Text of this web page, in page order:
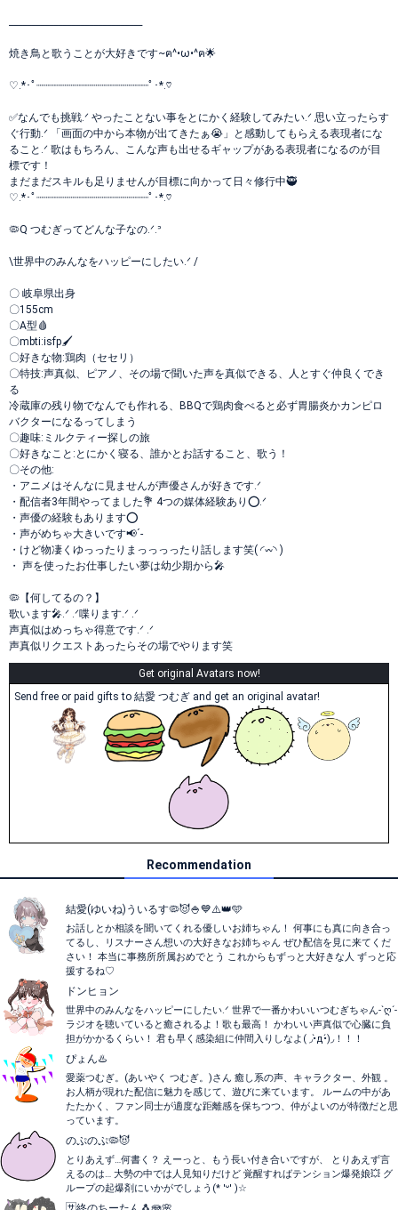
焼き鳥と歌うことが大好きです~ฅ^•ω•^ฅ🌟
♡.*･ﾟ┈┈┈┈┈┈┈┈┈┈┈┈┈┈┈┈┈┈ﾟ･*.♡
✅なんでも挑戦.ᐟ やったことない事をとにかく経験してみたい.ᐟ 思い立ったらす
ぐ行動.ᐟ 「画面の中から本物が出てきたぁ😭」と感動してもらえる表現者にな
ること.ᐟ 歌はもちろん、こんな声も出せるギャップがある表現者になるのが目
標です！
まだまだスキルも足りませんが目標に向かって日々修行中🥷
♡.*･ﾟ┈┈┈┈┈┈┈┈┈┈┈┈┈┈┈┈┈┈ﾟ･*.♡
🦠Q つむぎってどんな子なの.ᐟ‪.ᐣ
\世界中のみんなをハッピーにしたい.ᐟ /
〇 岐阜県出身
〇155cm
〇A型🩸
〇mbti:isfp🖌
〇好きな物:鶏肉（セセリ）
〇特技:声真似、ピアノ、その場で聞いた声を真似できる、人とすぐ仲良くでき
る
冷蔵庫の残り物でなんでも作れる、BBQで鶏肉食べると必ず胃腸炎かカンピロ
バクターになるってしまう
〇趣味:ミルクティー探しの旅
〇好きなこと:とにかく寝る、誰かとお話すること、歌う！
〇その他:
・アニメはそんなに見ませんが声優さんが好きです.ᐟ
・配信者3年間やってました💐 4つの媒体経験あり⭕️.ᐟ
・声優の経験もあります⭕️
・声がめちゃ大きいです📢´-
・けど物凄くゆっったりまっっっったり話します笑( ◜𖥦◝ )
・ 声を使ったお仕事したい夢は幼少期から🎤
🦠【何してるの？】
歌います🎤.ᐟ .ᐟ喋ります.ᐟ .ᐟ
声真似はめっちゃ得意です.ᐟ .ᐟ
声真似リクエストあったらその場でやります笑
Get original Avatars now!
Send free or paid gifts to 結愛 つむぎ and get an original avatar!
Recommendation
結愛(ゆいね)ういるす🦠😈🍚💙⚠️👑🩵
お話しとか相談を聞いてくれる優しいお姉ちゃん！ 何事にも真に向き合っ
てるし、リスナーさん想いの大好きなお姉ちゃん ぜひ配信を見に来てくだ
さい！ 本当に事務所所属おめでとう これからもずっと大好きな人 ずっと応
援するね♡
ドンヒョン
世界中のみんなをハッピーにしたい.ᐟ 世界で一番かわいいつむぎちゃん-`ღ´-
ラジオを聴いていると癒されるよ！歌も最高！ かわいい声真似で心臓に負
担がかかるくらい！ 君も早く感染組に仲間入りしなよ( ◞•̀д•́)◞！！！
ぴょん♨️
愛薬つむぎ。(あいやく つむぎ。)さん 癒し系の声、キャラクター、外観 。
お人柄が現れた配信に魅力を感じて、遊びに来ています。 ルームの中があ
たたかく、ファン同士が適度な距離感を保ちつつ、仲がよいのが特徴だと思
っています。
のぷのぷ🦠😈
とりあえず…何書く？ えーっと、もう長い付き合いですが、 とりあえず言
えるのは… 大勢の中では人見知りだけど 覚醒すればテンション爆発娘💥 グ
ループの起爆剤にいかがでしょう(* 'ᵕ' )☆